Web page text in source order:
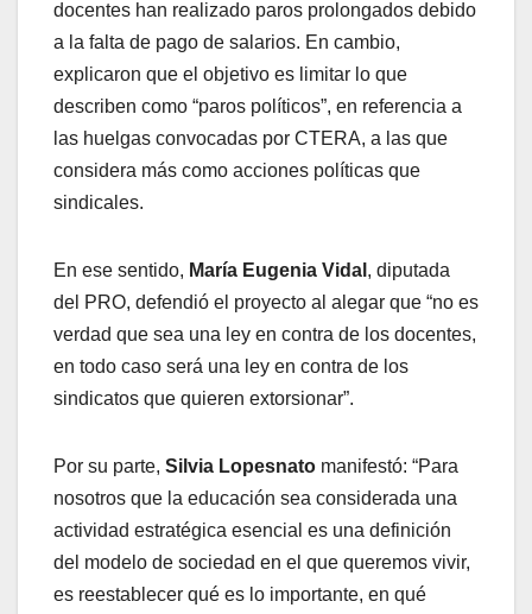
docentes han realizado paros prolongados debido
a la falta de pago de salarios. En cambio,
explicaron que el objetivo es limitar lo que
describen como “paros políticos”, en referencia a
las huelgas convocadas por CTERA, a las que
considera más como acciones políticas que
sindicales.
En ese sentido, María Eugenia Vidal , diputada
del PRO, defendió el proyecto al alegar que “no es
verdad que sea una ley en contra de los docentes,
en todo caso será una ley en contra de los
sindicatos que quieren extorsionar”.
Por su parte, Silvia Lopesnato manifestó: “Para
nosotros que la educación sea considerada una
actividad estratégica esencial es una definición
del modelo de sociedad en el que queremos vivir,
es reestablecer qué es lo importante, en qué